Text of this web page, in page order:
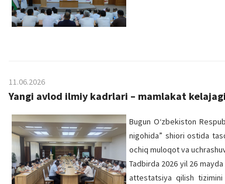
11.06.2026
Yangi avlod ilmiy kadrlari – mamlakat
Bugun O‘zbekiston
nigohida” shiori ostida
ochiq muloqot va
Tadbirda 2026 yil 26
attestatsiya qilish tizimini